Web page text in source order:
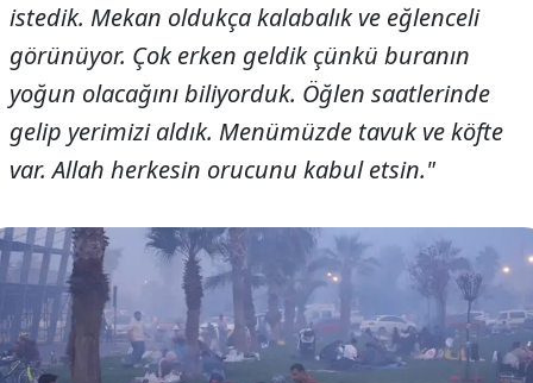
istedik. Mekan oldukça kalabalık ve eğlenceli
görünüyor. Çok erken geldik çünkü buranın
yoğun olacağını biliyorduk. Öğlen saatlerinde
gelip yerimizi aldık. Menümüzde tavuk ve köfte
var. Allah herkesin orucunu kabul etsin."